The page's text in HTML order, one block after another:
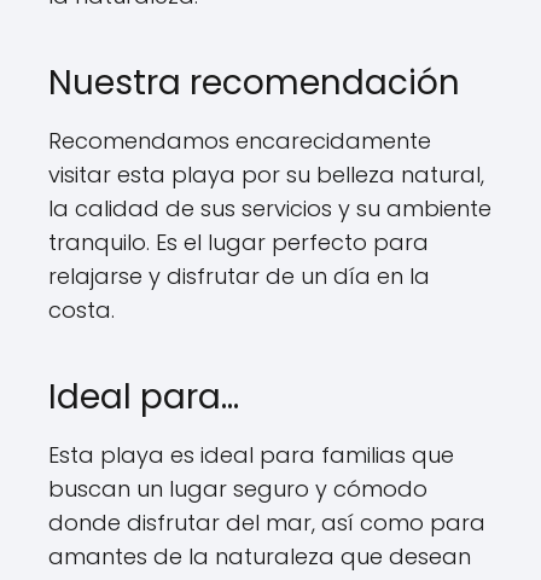
Nuestra recomendación
Recomendamos encarecidamente
visitar esta playa por su belleza natural,
la calidad de sus servicios y su ambiente
tranquilo. Es el lugar perfecto para
relajarse y disfrutar de un día en la
costa.
Ideal para…
Esta playa es ideal para familias que
buscan un lugar seguro y cómodo
donde disfrutar del mar, así como para
amantes de la naturaleza que desean